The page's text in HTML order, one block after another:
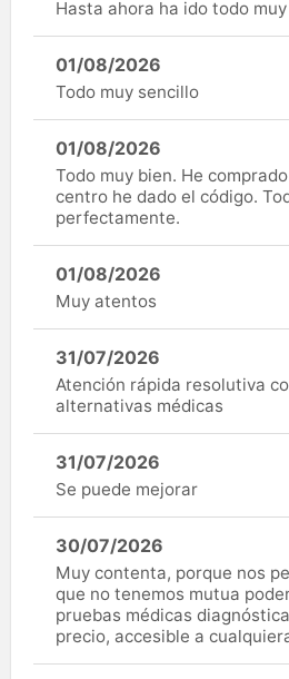
Hasta ahora ha ido todo
01/08/2026
Todo muy sencillo
01/08/2026
Todo muy bien. He
centro he dado el código.
perfectamente.
01/08/2026
Muy atentos
31/07/2026
Atención rápida resolutiva
alternativas médicas
31/07/2026
Se puede mejorar
30/07/2026
Muy contenta, porque nos
que no tenemos mutua
pruebas médicas
precio, accesible a